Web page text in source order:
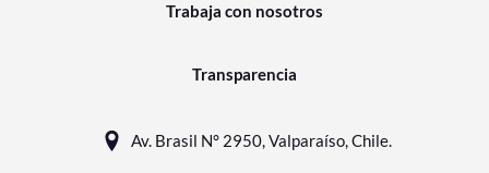
Trabaja con nosotros
Transparencia
Av. Brasil N° 2950, Valparaíso, Chile.